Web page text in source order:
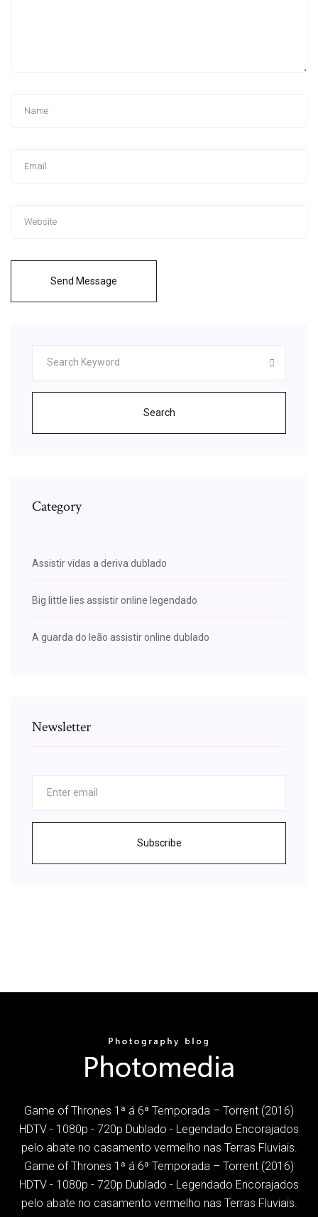
Send Message
Search
Category
Assistir vidas a deriva dublado
Big little lies assistir online legendado
A guarda do leão assistir online dublado
Newsletter
Subscribe
Game of Thrones 1ª á 6ª Temporada – Torrent (2016)
HDTV - 1080p - 720p Dublado - Legendado Encorajados
pelo abate no casamento vermelho nas Terras Fluviais.
Game of Thrones 1ª á 6ª Temporada – Torrent (2016)
HDTV - 1080p - 720p Dublado - Legendado Encorajados
pelo abate no casamento vermelho nas Terras Fluviais.